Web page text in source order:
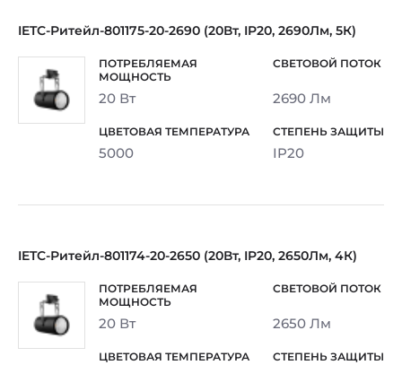
IETC-Ритейл-801175-20-2690 (20Вт, IP20, 2690Лм, 5К)
20 Вт 2690 Лм
5000 IP20
IETC-Ритейл-801174-20-2650 (20Вт, IP20, 2650Лм, 4К)
20 Вт 2650 Лм